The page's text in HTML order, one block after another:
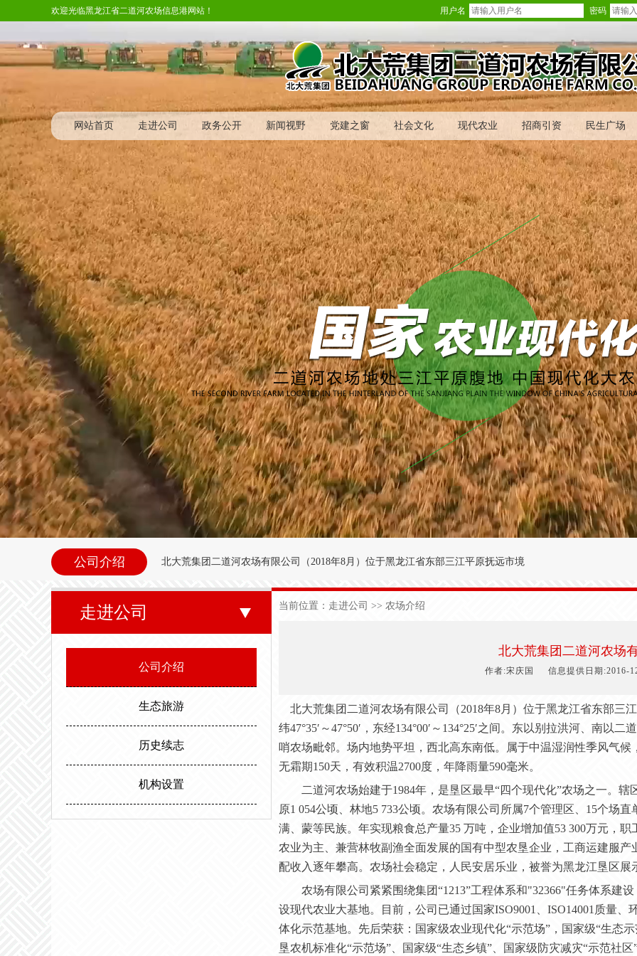
欢迎光临黑龙江省二道河农场信息港网站！ 用户名 密码
网站首页 走进公司 政务公开 新闻视野 党建之窗 社会文化 现代农业 招商引资 民生广场
公司介绍 北大荒集团二道河农场有限公司（2018年8月 ） 位于黑龙江省东部三江平原抚远市境
内别拉洪河下游西岸。地理坐标为北纬47°35′～47°50′，东经134°00′～134°25′之间。
东以别拉洪河、南以二道河与八五九农场为界；西与前锋农场接壤；北与前哨农场毗
邻。场内地势平坦，西北高东南低。属于中温湿润性季风气候，极端日最低气温-40.3
度，最高气温35.6度。年平均无霜期1 90毫米。
走进公司
公司介绍
生态旅游
历史续志
机构设置
当前位置： 走进公司 >> 农场介绍
北大荒集团二道河农场
作者:宋庆国 信息提供日期:2016-
北大荒集团二道河农场有限公司（2018年8月 ） 位于黑龙江省东部三
纬47°35′～47°50′，东经134°00′～134°25′之间。东以别拉洪河、南以
哨农场毗邻。场内地势平坦，西北高东南低。属于中温湿润性季风气
无霜期1 50天，有效积温2700度，年降雨量590毫米。
二道河农场始建于1984年，是垦区最早“四个现代化”农场之一。辖
原1 054公顷、林地5 733公顷。 农场有限公司 所属7个管理区、15个场直
满、蒙等民族。 年实现粮食总产量35 万吨，企业增加值53 300万元 ，
农业为主、兼营林牧副渔全面发展的国有中型农垦企业，工商运建服
配收入逐年攀高。农场社会稳定，人民安居乐业，被誉为黑龙江垦区展
农场有限公司紧紧围绕集团“1213”工程体系和"32366"任务体系建
设现代农业大基地。目前，公司已通过国家ISO9001、ISO14001质量
体化示范基地。先后荣获：国家级农业现代化“示范场”，国家级“生态
垦农机标准化“示范场”、国家级“生态乡镇”、
国家级防灾减灾“示范社区